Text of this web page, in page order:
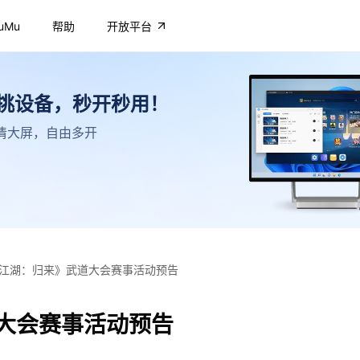
帮助 开放平台
备，秒开秒用！
大屏，自由多开
湖：归来》武道大会赛事活动预告
会赛事活动预告